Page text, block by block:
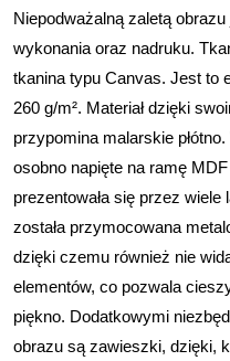
Niepodważalną zaletą
wykonania oraz nadruku.
tkanina typu Canvas. Jest to
260 g/m². Materiał dzięki
przypomina malarskie
osobno napięte na ramę
prezentowała się przez
została przymocowana
dzięki czemu również nie
elementów, co pozwala
piękno. Dodatkowymi
obrazu są zawieszki, dzięki,